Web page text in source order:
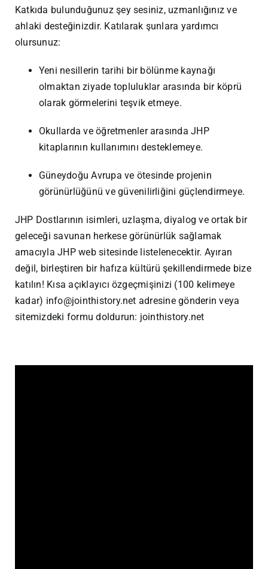
Katkıda bulunduğunuz şey sesiniz, uzmanlığınız ve
ahlaki desteğinizdir. Katılarak şunlara yardımcı
olursunuz:
Yeni nesillerin tarihi bir bölünme kaynağı
olmaktan ziyade topluluklar arasında bir köprü
olarak görmelerini teşvik etmeye.
Okullarda ve öğretmenler arasında JHP
kitaplarının kullanımını desteklemeye.
Güneydoğu Avrupa ve ötesinde projenin
görünürlüğünü ve güvenilirliğini güçlendirmeye.
JHP Dostlarının isimleri, uzlaşma, diyalog ve ortak bir
geleceği savunan herkese görünürlük sağlamak
amacıyla JHP web sitesinde listelenecektir. Ayıran
değil, birleştiren bir hafıza kültürü şekillendirmede bize
katılın! Kısa açıklayıcı özgeçmişinizi (100 kelimeye
kadar) info@jointhistory.net adresine gönderin veya
sitemizdeki formu doldurun: jointhistory.net